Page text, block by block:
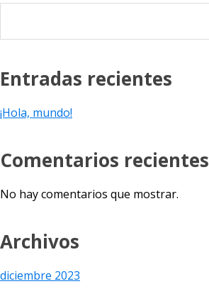
principal
Entradas recientes
¡Hola, mundo!
Comentarios recientes
No hay comentarios que mostrar.
Archivos
diciembre 2023